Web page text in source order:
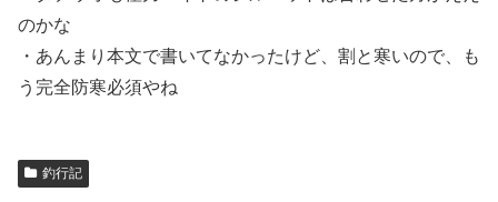
のかな
・あんまり本文で書いてなかったけど、割と寒いので、も
う完全防寒必須やね
釣行記